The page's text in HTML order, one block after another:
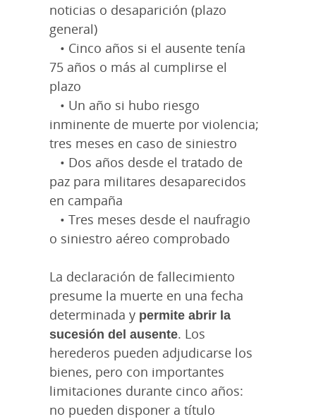
noticias o desaparición (plazo
general)
• Cinco años si el ausente tenía
75 años o más al cumplirse el
plazo
• Un año si hubo riesgo
inminente de muerte por violencia;
tres meses en caso de siniestro
• Dos años desde el tratado de
paz para militares desaparecidos
en campaña
• Tres meses desde el naufragio
o siniestro aéreo comprobado
La declaración de fallecimiento
presume la muerte en una fecha
determinada y permite abrir la
sucesión del ausente. Los
herederos pueden adjudicarse los
bienes, pero con importantes
limitaciones durante cinco años:
no pueden disponer a título